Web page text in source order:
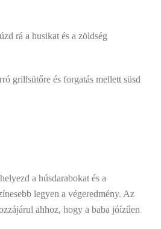
rá a husikat és a zöldség
grillsütőre és forgatás mellett süsd
a húsdarabokat és a
legyen a végeredmény. Az
ahhoz, hogy a baba jóízűen